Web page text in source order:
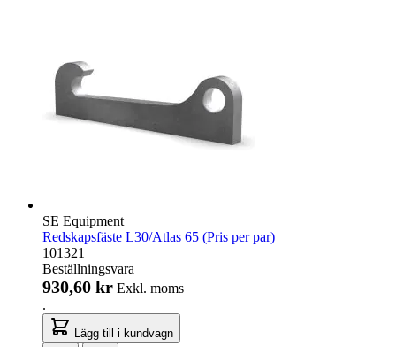
SE Equipment
Redskapsfäste L30/Atlas 65 (Pris per par)
101321
Beställningsvara
930,60 kr Exkl. moms
.
Lägg till i kundvagn